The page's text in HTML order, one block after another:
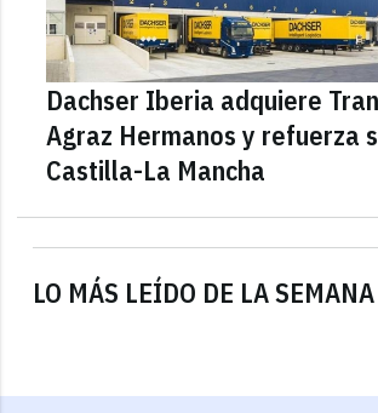
LO MÁS LEÍDO DE LA SEMANA
Dachser Iberia adquiere
Agraz Hermanos y refuerza
Castilla-La Mancha